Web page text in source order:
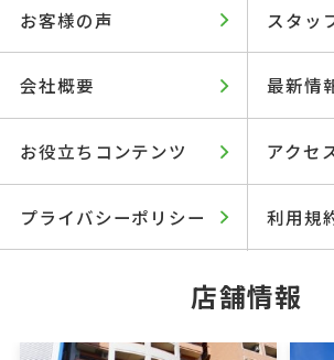
お客様の声 スタッ
会社概要 最新情
お役立ちコンテンツ アクセ
プライバシーポリシー 利用規
店舗情報